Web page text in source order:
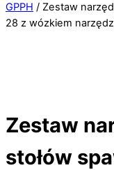
GPPH / Zestaw
28 z wózkiem
Zestaw
stołów